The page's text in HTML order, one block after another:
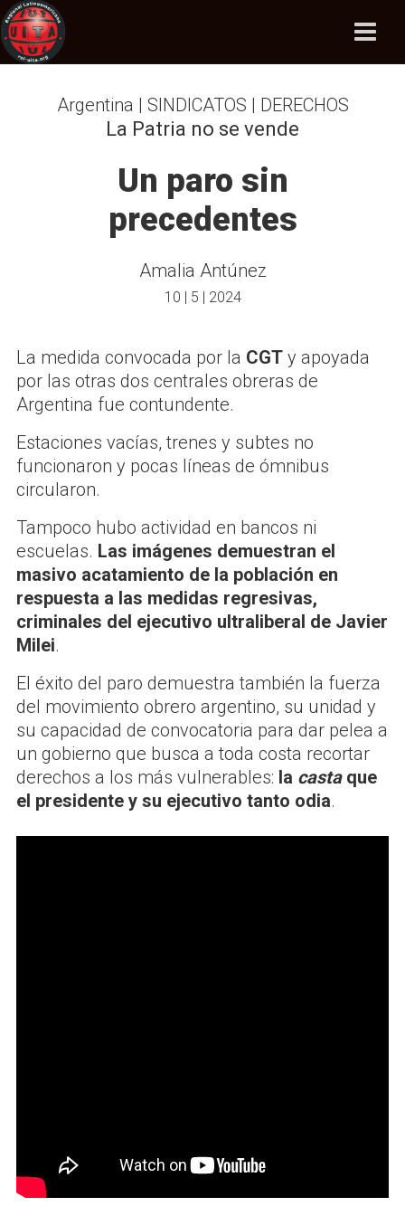
Argentina | SINDICATOS | DERECHOS
La Patria no se vende
Un paro sin
precedentes
Amalia Antúnez
10 | 5 | 2024
La medida convocada por la CGT y apoyada
por las otras dos centrales obreras de
Argentina fue contundente.
Estaciones vacías, trenes y subtes no
funcionaron y pocas líneas de ómnibus
circularon.
Tampoco hubo actividad en bancos ni
escuelas. Las imágenes demuestran el
masivo acatamiento de la población en
respuesta a las medidas regresivas,
criminales del ejecutivo ultraliberal de Javier
Milei.
El éxito del paro demuestra también la fuerza
del movimiento obrero argentino, su unidad y
su capacidad de convocatoria para dar pelea a
un gobierno que busca a toda costa recortar
derechos a los más vulnerables: la castaque
el presidente y su ejecutivo tanto odia.